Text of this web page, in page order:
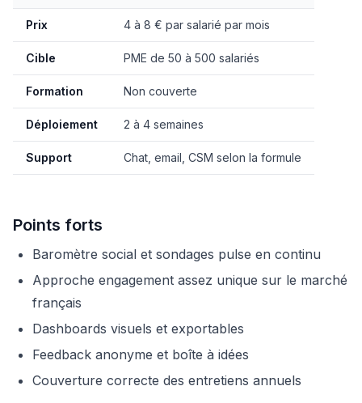
Prix 4 à 8 € par salarié par mois
Cible PME de 50 à 500 salariés
Formation Non couverte
Déploiement 2 à 4 semaines
Support Chat, email, CSM selon la formule
Points forts
Baromètre social et sondages pulse en continu
Approche engagement assez unique sur le marché
français
Dashboards visuels et exportables
Feedback anonyme et boîte à idées
Couverture correcte des entretiens annuels